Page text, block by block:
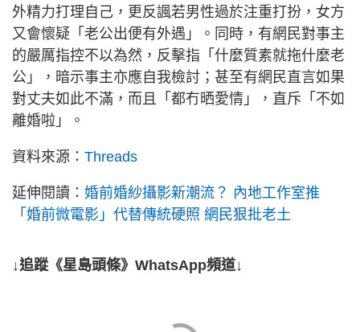
外精力打理自己，更反諷若男性過於注重打扮，女方
又會懷疑「老公出便有外遇」。同時，有網民對事主
的嚴厲指控不以為然，反擊指「什麼質素就拖什麼老
公」，暗示事主亦應自我檢討；甚至有網民直言如果
對丈夫如此不滿，而且「都冇晒愛情」，直斥「不如
離婚啦」。
資料來源： Threads
延伸閱讀： 婚前婚紗攝影新潮流？ 內地工作室推
「婚前微電影」代替傳統硬照 網民狠批老土
↓追蹤《星島頭條》WhatsApp頻道↓